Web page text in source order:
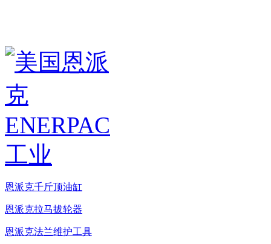
恩派克千斤顶油缸
恩派克拉马拔轮器
恩派克法兰维护工具